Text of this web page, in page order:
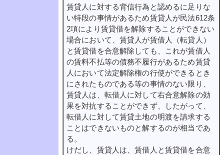
賃貸人に対する背信行為と認めるに足りな
い特段の事情があるため賃貸人が民法612条
2項により賃貸借を解除することができない
場合において、賃貸人が賃借人（転貸人）
と賃貸借を合意解除しても、これが賃借人
の賃料不払等の債務不履行があるため賃貸
人において法定解除権の行使ができるとき
にされたものである等の事情のない限り、
賃貸人は、転借人に対して右合意解除の効
果を対抗することができず、したがって、
転借人に対して賃貸土地の明渡を請求する
ことはできないものと解するのが相当であ
る。
けだし、賃貸人は、賃借人と賃貸借を合意